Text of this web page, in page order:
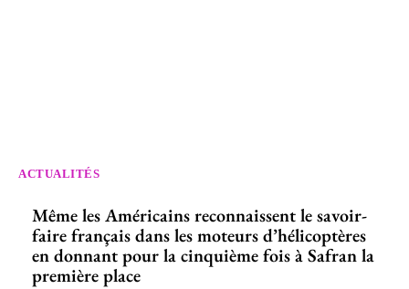
ACTUALITÉS
Même les Américains reconnaissent le savoir-
faire français dans les moteurs d’hélicoptères
en donnant pour la cinquième fois à Safran la
première place